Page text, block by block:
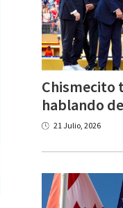
Chismecito
21 Julio, 2026